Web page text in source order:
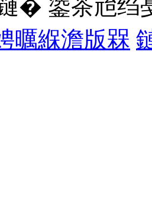
� 鍌茶兘绉
曞緥澹版槑